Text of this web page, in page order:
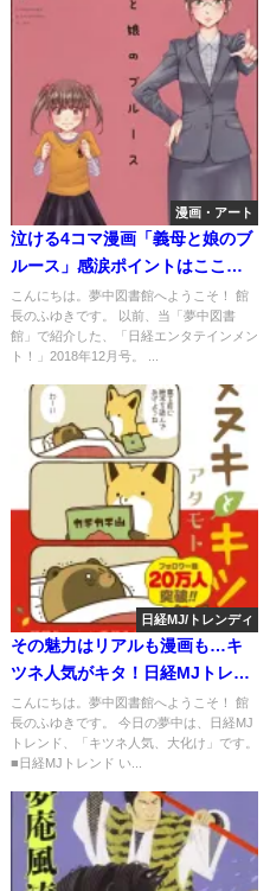
漫画・アート
泣ける4コマ漫画「義母と娘のブ
ルース」感涙ポイントはここ
だ！
こんにちは。夢中図書館へようこそ！ 館
長のふゆきです。 以前、当「夢中図書
館」で紹介した、「日経エンタテインメン
ト！」2018年12月号。 ...
日経MJ/トレンディ
その魅力はリアルも漫画も…キ
ツネ人気がキタ！日経MJトレン
ド
こんにちは。夢中図書館へようこそ！ 館
長のふゆきです。 今日の夢中は、日経MJ
トレンド、「キツネ人気、大化け」です。
■日経MJトレンド い...